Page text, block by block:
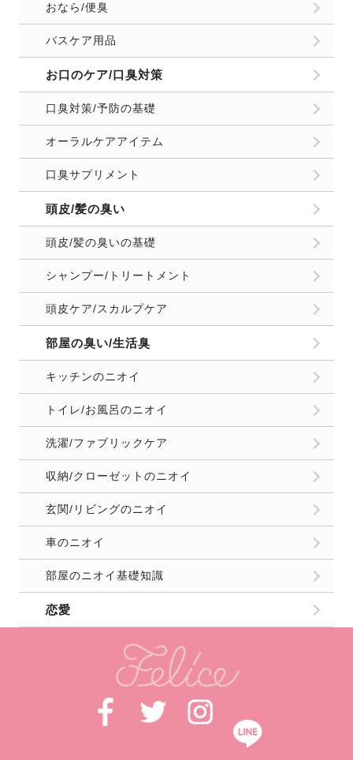
おなら/便臭
バスケア用品
お口のケア/口臭対策
口臭対策/予防の基礎
オーラルケアアイテム
口臭サプリメント
頭皮/髪の臭い
頭皮/髪の臭いの基礎
シャンプー/トリートメント
頭皮ケア/スカルプケア
部屋の臭い/生活臭
キッチンのニオイ
トイレ/お風呂のニオイ
洗濯/ファブリックケア
収納/クローゼットのニオイ
玄関/リビングのニオイ
車のニオイ
部屋のニオイ基礎知識
恋愛